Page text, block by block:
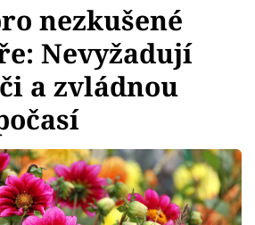
nezkušené
Nevyžadují
a zvládnou